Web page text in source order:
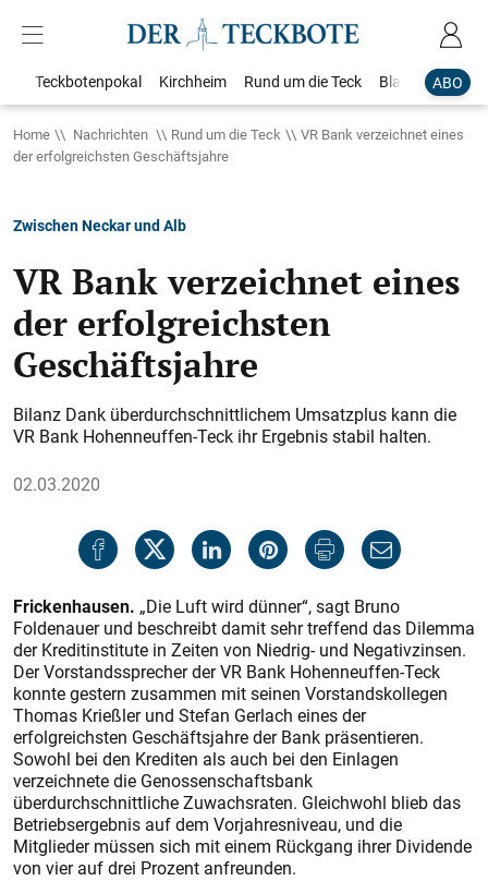
ABO
Teckbotenpokal Kirchheim Rund um die Teck Blaulicht
Home Nachrichten Rund um die Teck
VR Bank verzeichnet eines
der erfolgreichsten Geschäftsjahre
Zwischen Neckar und Alb
VR Bank verzeichnet eines
der erfolgreichsten
Geschäftsjahre
Bilanz Dank überdurchschnittlichem Umsatzplus kann die
VR Bank Hohenneuffen-Teck ihr Ergebnis stabil halten.
02.03.2020
Frickenhausen. „Die Luft wird dünner“, sagt Bruno
Foldenauer und beschreibt damit sehr treffend das Dilemma
der Kreditinstitute in Zeiten von Niedrig- und Negativzinsen.
Der Vorstandssprecher der VR Bank Hohenneuffen-Teck
konnte gestern zusammen mit seinen Vorstandskollegen
Thomas Krießler und Stefan Gerlach eines der
erfolgreichsten Geschäftsjahre der Bank präsentieren.
Sowohl bei den Krediten als auch bei den Einlagen
verzeichnete die Genossenschaftsbank
überdurchschnittliche Zuwachsraten. Gleichwohl blieb das
Betriebsergebnis auf dem Vorjahresniveau, und die
Mitglieder müssen sich mit einem Rückgang ihrer Dividende
von vier auf drei Prozent anfreunden.